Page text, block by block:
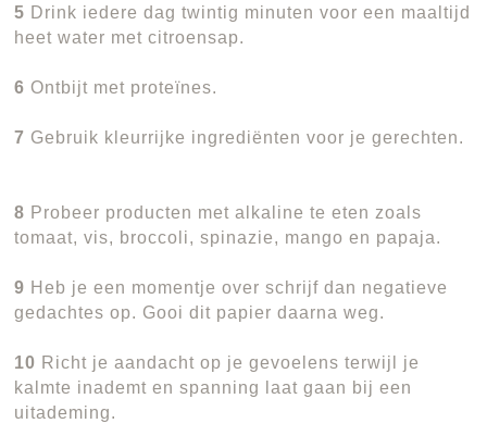
5 Drink iedere dag twintig minuten voor een maaltijd
heet water met citroensap.
6 Ontbijt met proteïnes.
7 Gebruik kleurrijke ingrediënten voor je gerechten.
8 Probeer producten met alkaline te eten zoals
tomaat, vis, broccoli, spinazie, mango en papaja.
9 Heb je een momentje over schrijf dan negatieve
gedachtes op. Gooi dit papier daarna weg.
10 Richt je aandacht op je gevoelens terwijl je
kalmte inademt en spanning laat gaan bij een
uitademing.